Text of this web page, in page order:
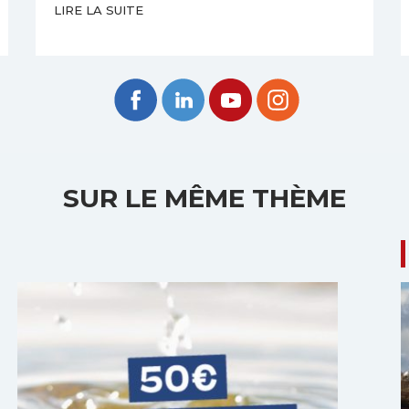
LIRE LA SUITE
SUR LE MÊME THÈME